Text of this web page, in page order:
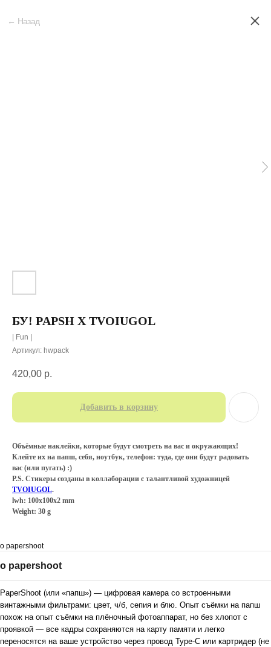
← Назад
БУ! PAPSH X TVOIUGOL
| Fun |
Артикул: hwpack
420,00 р.
Добавить в корзину
Объёмные наклейки, которые будут смотреть на вас и окружающих!
Клейте их на папш, себя, ноутбук, телефон: туда, где они будут радовать
вас (или пугать) :)
P.S. Стикеры созданы в коллаборации с талантливой художницей
TVOIUGOL.
lwh: 100x100x2 mm
Weight: 30 g
o papershoot
o papershoot
PaperShoot (или «папш») — цифровая камера со встроенными
винтажными фильтрами: цвет, ч/б, сепия и блю. Опыт съёмки на папш
похож на опыт съёмки на плёночный фотоаппарат, но без хлопот с
проявкой — все кадры сохраняются на карту памяти и легко
переносятся на ваше устройство через провод Type-C или картридер (не